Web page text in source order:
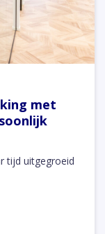
met
tijd uitgegroeid